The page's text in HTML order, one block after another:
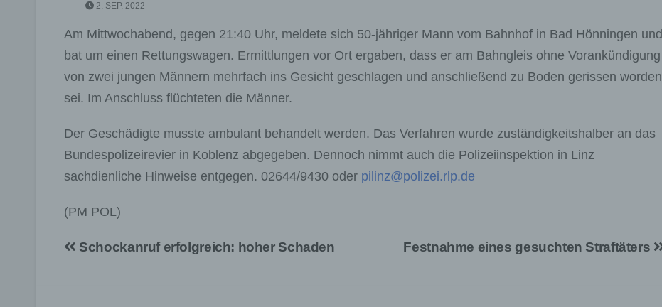
2. SEP. 2022
Am Mittwochabend, gegen 21:40 Uhr, meldete sich 50-jähriger Mann vom Bahnhof in Bad Hönningen und
bat um einen Rettungswagen. Ermittlungen vor Ort ergaben, dass er am Bahngleis ohne Vorankündigung
von zwei jungen Männern mehrfach ins Gesicht geschlagen und anschließend zu Boden gerissen worden
sei. Im Anschluss flüchteten die Männer.
Der Geschädigte musste ambulant behandelt werden. Das Verfahren wurde zuständigkeitshalber an das
Bundespolizeirevier in Koblenz abgegeben. Dennoch nimmt auch die Polizeiinspektion in Linz
sachdienliche Hinweise entgegen. 02644/9430 oder pilinz@polizei.rlp.de
(PM POL)
Beitragsnavigation Festnahme eines gesuchten Straftäters
Schockanruf erfolgreich: hoher Schaden